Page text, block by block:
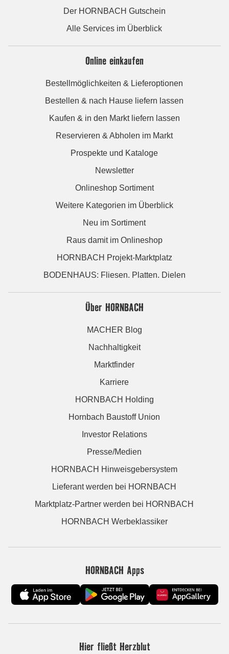
Der HORNBACH Gutschein
Alle Services im Überblick
Online einkaufen
Bestellmöglichkeiten & Lieferoptionen
Bestellen & nach Hause liefern lassen
Kaufen & in den Markt liefern lassen
Reservieren & Abholen im Markt
Prospekte und Kataloge
Newsletter
Onlineshop Sortiment
Weitere Kategorien im Überblick
Neu im Sortiment
Raus damit im Onlineshop
HORNBACH Projekt-Marktplatz
BODENHAUS: Fliesen. Platten. Dielen
Über HORNBACH
MACHER Blog
Nachhaltigkeit
Marktfinder
Karriere
HORNBACH Holding
Hornbach Baustoff Union
Investor Relations
Presse/Medien
HORNBACH Hinweisgebersystem
Lieferant werden bei HORNBACH
Marktplatz-Partner werden bei HORNBACH
HORNBACH Werbeklassiker
HORNBACH Apps
Hier fließt Herzblut